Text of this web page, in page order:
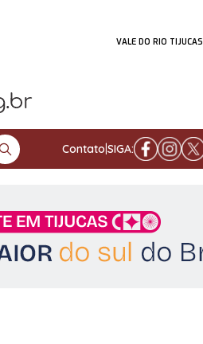
VALE DO RIO TIJUCAS
Contato SIGA: